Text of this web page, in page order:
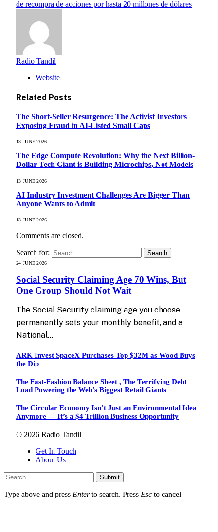
de recompra de acciones por hasta 20 millones de dólares
Radio Tandil
Website
Related Posts
The Short-Seller Resurgence: The Activist Investors
Exposing Fraud in AI-Listed Small Caps
13 JUNE 2026
The Edge Compute Revolution: Why the Next Billion-
Dollar Tech Giant is Building Microchips, Not Models
13 JUNE 2026
AI Industry Investment Challenges Are Bigger Than
Anyone Wants to Admit
13 JUNE 2026
Comments are closed.
Search for:
24 JUNE 2026
Social Security Claiming Age 70 Wins, But
One Group Should Not Wait
The Social Security claiming age you choose
permanently sets your monthly benefit, and a
National…
ARK Invest SpaceX Purchases Top $32M as Wood Buys
the Dip
The Fast-Fashion Balance Sheet , The Terrifying Debt
Load Powering the Web’s Biggest Retail Giants
The Circular Economy Isn’t Just an Environmental Idea
Anymore — It’s a $4 Trillion Business Opportunity
© 2026 Radio Tandil
Get In Touch
About Us
Submit
Type above and press Enterto search. Press Esc to cancel.